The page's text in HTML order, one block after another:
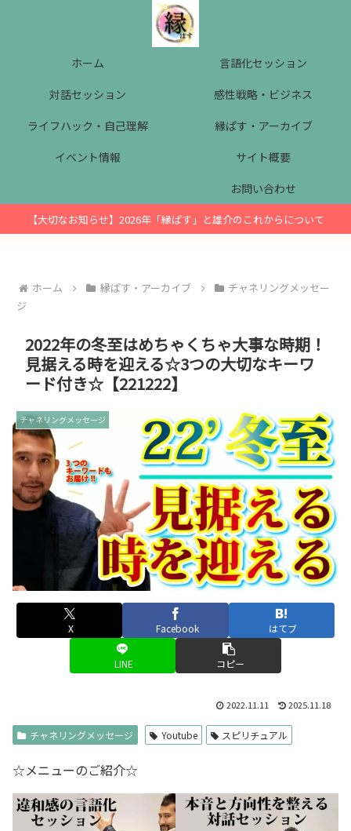
ホーム
言語化セッション
対話セッション
感性戦略・ビジネス
ライフハック・自己理解
縁ぱす・アーカイブ
イベント情報
サイト概要
お問い合わせ
【大切なお知らせ】2026年「縁ぱす」と雄介のこれからについて
ホーム 縁ぱす・アーカイブ
チャネリングメッセー
ジ
2022年の冬至はめちゃくちゃ大事な時期！
見据える時を迎える☆3つの大切なキーワ
ード付き☆【221222】
チャネリングメッセージ
X Facebook はてブ
LINE コピー
2022.11.11 2025.11.18
チャネリングメッセージ Youtube スピリチュアル
☆メニューのご紹介☆